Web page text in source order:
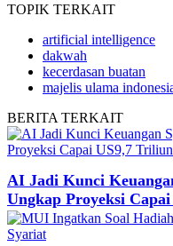
TOPIK TERKAIT
artificial intelligence
dakwah
kecerdasan buatan
majelis ulama
BERITA TERKAIT
AI Jadi Kunci
Ungkap Proyeksi